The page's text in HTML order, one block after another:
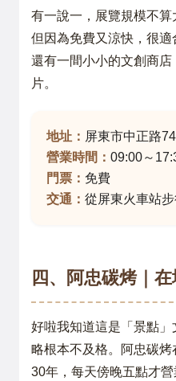
有一說一，展覽規模不算
但因為免費又涼快，很
還有一間小小的文創商
片。
地址： 屏東市中正路
營業時間：09:00～
門票： 免費
交通：從屏東火車站
四、阿忠碳烤｜
好啦我知道這是「景點
略根本不及格。阿忠碳
30年，每天傍晚五點才